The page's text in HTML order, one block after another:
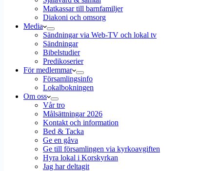
Matkassar till barnfamiljer
Diakoni och omsorg
Media
Sändningar via Web-TV och lokal tv
Sändningar
Bibelstudier
Predikoserier
För medlemmar
Församlingsinfo
Lokalbokningen
Om oss
Vår tro
Målsättningar 2026
Kontakt och information
Bed & Tacka
Ge en gåva
Ge till församlingen via kyrkoavgiften
Hyra lokal i Korskyrkan
Jag har deltagit